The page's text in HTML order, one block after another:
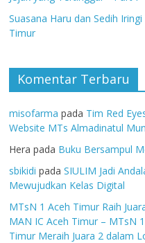
Suasana Haru dan Sedih
Timur
Komentar Terbaru
misofarma pada Tim Red
Website MTs Almadinatul
Hera pada Buku Bersampul
sbikidi padaSIULIM Jadi
Mewujudkan Kelas Digital
MTsN 1 Aceh Timur Raih
MAN IC Aceh Timur – MTsN
Timur Meraih Juara 2 dalam